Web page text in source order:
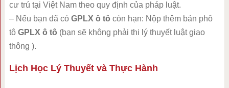
cư trú tại Việt Nam theo quy định của pháp luật.
– Nếu bạn đã có GPLX ô tô còn hạn: Nộp thêm bản phô
tô GPLX ô tô (bạn sẽ không phải thi lý thuyết luật giao
thông ).
Lịch Học Lý Thuyết và Thực Hành